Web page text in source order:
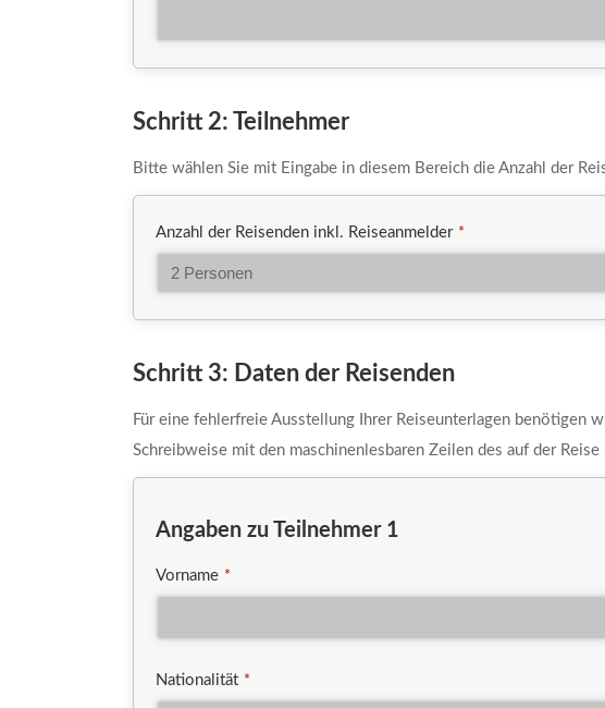
Schritt 2: Teilnehmer
Bitte wählen Sie mit Eingabe in diesem Bereich die Anzahl der
Anzahl der Reisenden inkl. Reiseanmelder *
Schritt 3: Daten der Reisenden
Für eine fehlerfreie Ausstellung Ihrer Reiseunterlagen benötigen
Schreibweise mit den maschinenlesbaren Zeilen des auf der
Angaben zu Teilnehmer 1
Vorname *
Nationalität *